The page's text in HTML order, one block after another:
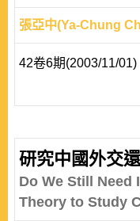
張亞中(Ya-Chung
42卷6期(2003/11/01)
研究中國外交
Do We Still
Theory to Study